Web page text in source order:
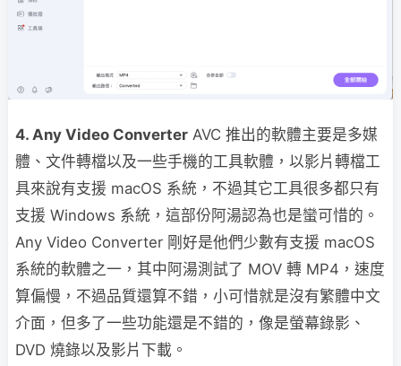
4. Any Video Converter AVC 推出的軟體主要是多媒
體、文件轉檔以及一些手機的工具軟體，以影片轉檔工
具來說有支援 macOS 系統，不過其它工具很多都只有
支援 Windows 系統，這部份阿湯認為也是蠻可惜的。
Any Video Converter 剛好是他們少數有支援 macOS
系統的軟體之一，其中阿湯測試了 MOV 轉 MP4，速度
算偏慢，不過品質還算不錯，小可惜就是沒有繁體中文
介面，但多了一些功能還是不錯的，像是螢幕錄影、
DVD 燒錄以及影片下載。